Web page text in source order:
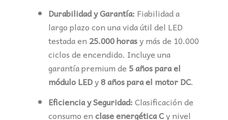
Durabilidad y Garantía: Fiabilidad a
largo plazo con una vida útil del LED
testada en 25.000 horasy más de 10.000
ciclos de encendido. Incluye una
garantía premium de 5 años para el
módulo LEDy8 años para el motor DC.
Eficiencia y Seguridad:Clasificación de
consumo enclase energética Cy nivel